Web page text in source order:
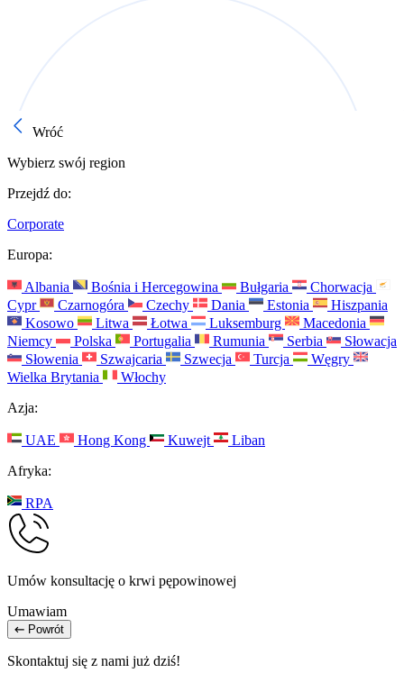
Wróć
Wybierz swój region
Przejdź do:
Corporate
Europa:
Albania Bośnia i Hercegowina Bułgaria
Chorwacja
Cypr
Czarnogóra Czechy Dania Estonia
Hiszpania
Kosowo
Litwa Łotwa Luksemburg
Macedonia
Niemcy
Polska Portugalia Rumunia Serbia
Słowacja
Słowenia
Szwajcaria Szwecja Turcja
Węgry
Wielka Brytania
Włochy
Azja:
UAE Hong Kong Kuwejt
Liban
Afryka:
RPA
Umów konsultację o krwi pępowinowej
Umawiam
Powrót
Skontaktuj się z nami już dziś!